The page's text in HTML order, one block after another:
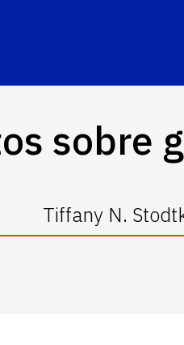
sobre
Tiffany N.